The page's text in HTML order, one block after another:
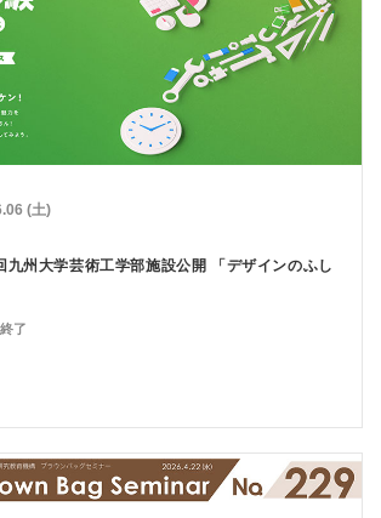
(土)
九州大学芸術工学部施設公開 「デザインのふし
了